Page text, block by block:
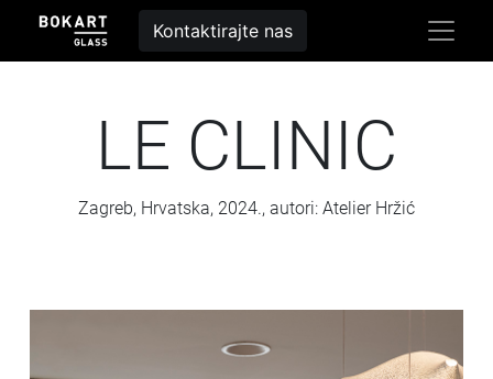
Kontaktirajte nas
LE CLINIC
Zagreb, Hrvatska, 2024., autori: Atelier Hržić